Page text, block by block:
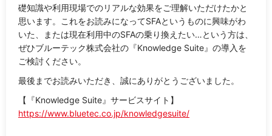
礎知識や利用現場でのリアルな効果をご理解いただけたかと
思います。これをお読みになってSFAというものに興味がわ
いた、または現在利用中のSFAの乗り換えたい…という方は、
ぜひブルーテック株式会社の『Knowledge Suite』の導入を
ご検討ください。
最後までお読みいただき、誠にありがとうございました。
【『Knowledge Suite』サービスサイト】
https://www.bluetec.co.jp/knowledgesuite/